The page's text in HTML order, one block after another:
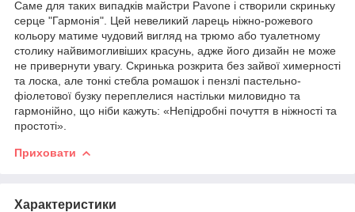
Саме для таких випадків майстри Pavone і створили скриньку
серце "Гармонія". Цей невеликий ларець ніжно-рожевого
кольору матиме чудовий вигляд на трюмо або туалетному
столику найвимогливіших красунь, адже його дизайн не може
не привернути увагу. Скринька розкрита без зайвої химерності
та лоска, але тонкі стебла ромашок і пензлі пастельно-
фіолетової бузку переплелися настільки миловидно та
гармонійно, що ніби кажуть: «Непідробні почуття в ніжності та
простоті».
Приховати
Характеристики